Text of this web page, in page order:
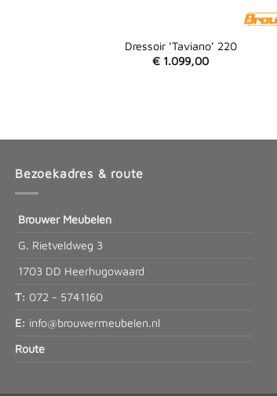
Dressoir ‘Taviano’ 220
€ 1.099,00
Bezoekadres & route
Brouwer Meubelen
G. Rietveldweg 3
1703 DD Heerhugowaard
T: 072 - 5741160
E: info@brouwermeubelen.nl
Route